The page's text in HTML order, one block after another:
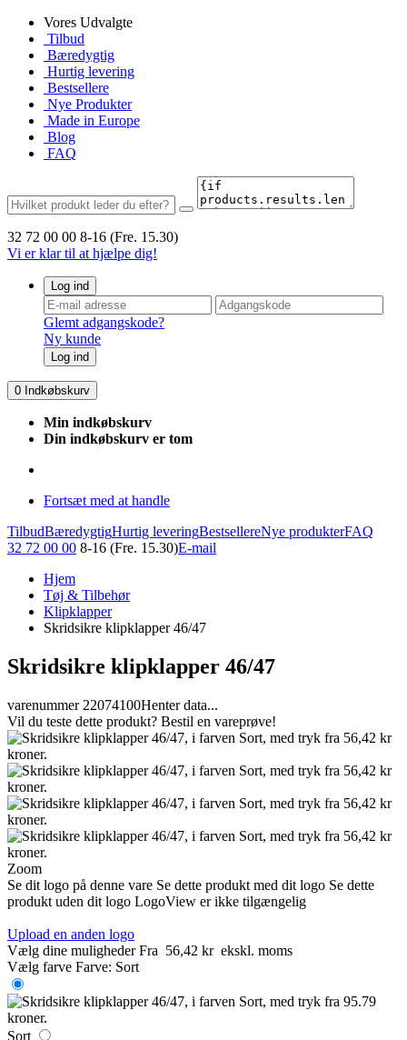
Vores Udvalgte
Tilbud
Bæredygtig
Hurtig levering
Bestsellere
Nye Produkter
Made in Europe
Blog
FAQ
32 72 00 00 8-16 (Fre. 15.30)
Vi er klar til at hjælpe dig!
Log ind
Glemt adgangskode?
Ny kunde
Log ind
0 Indkøbskurv
Min indkøbskurv
Din indkøbskurv er tom
Fortsæt med at handle
TilbudBæredygtigHurtig leveringBestsellereNye produkterFAQ
32 72 00 00 8-16 (Fre. 15.30)E-mail
Hjem
Tøj & Tilbehør
Klipklapper
Skridsikre klipklapper 46/47
Skridsikre klipklapper 46/47
varenummer 22074100Henter data...
Vil du teste dette produkt? Bestil en vareprøve!
Zoom
Se dit logo på denne vare Se dette produkt med dit logo Se dette
produkt uden dit logo LogoView er ikke tilgængelig
Upload en anden logo
Vælg dine muligheder Fra 56,42 kr ekskl. moms
Vælg farve Farve: Sort
Sort